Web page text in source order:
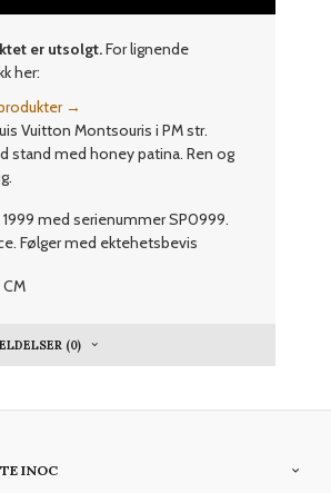
er utsolgt.For lignende
her:
→
Vuitton Montsouris i PM str.
stand med honey patina. Ren og
1999 med serienummer SP0999.
Følger med ektehetsbevis
CM
(0)
INOC